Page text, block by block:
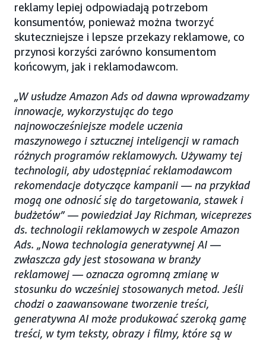
reklamy lepiej odpowiadają potrzebom
konsumentów, ponieważ można tworzyć
skuteczniejsze i lepsze przekazy reklamowe, co
przynosi korzyści zarówno konsumentom
końcowym, jak i reklamodawcom.
„W usłudze Amazon Ads od dawna wprowadzamy
innowacje, wykorzystując do tego
najnowocześniejsze modele uczenia
maszynowego i sztucznej inteligencji w ramach
różnych programów reklamowych. Używamy tej
technologii, aby udostępniać reklamodawcom
rekomendacje dotyczące kampanii — na przykład
mogą one odnosić się do targetowania, stawek i
budżetów” — powiedział Jay Richman, wiceprezes
ds. technologii reklamowych w zespole Amazon
Ads. „Nowa technologia generatywnej AI —
zwłaszcza gdy jest stosowana w branży
reklamowej — oznacza ogromną zmianę w
stosunku do wcześniej stosowanych metod. Jeśli
chodzi o zaawansowane tworzenie treści,
generatywna AI może produkować szeroką gamę
treści, w tym teksty, obrazy i filmy, które są w